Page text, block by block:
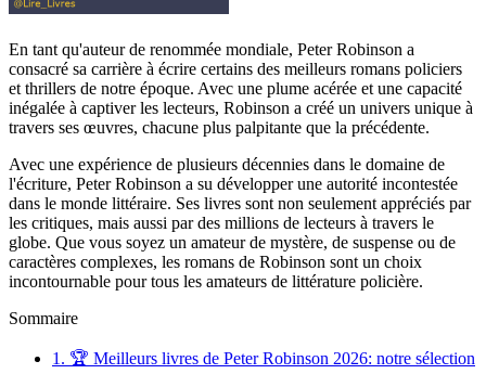
En tant qu'auteur de renommée mondiale, Peter Robinson a
consacré sa carrière à écrire certains des meilleurs romans policiers
et thrillers de notre époque. Avec une plume acérée et une capacité
inégalée à captiver les lecteurs, Robinson a créé un univers unique à
travers ses œuvres, chacune plus palpitante que la précédente.
Avec une expérience de plusieurs décennies dans le domaine de
l'écriture, Peter Robinson a su développer une autorité incontestée
dans le monde littéraire. Ses livres sont non seulement appréciés par
les critiques, mais aussi par des millions de lecteurs à travers le
globe. Que vous soyez un amateur de mystère, de suspense ou de
caractères complexes, les romans de Robinson sont un choix
incontournable pour tous les amateurs de littérature policière.
Sommaire
1. 🏆 Meilleurs livres de Peter Robinson 2026: notre sélection